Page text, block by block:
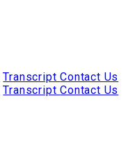
TranscriptContact Us
TranscriptContact Us